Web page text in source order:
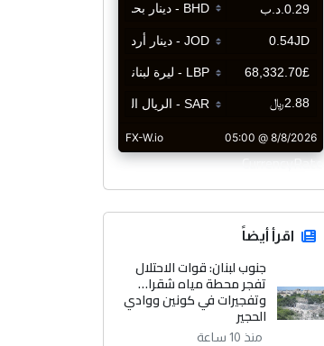
CurrencyRate
اقرأ أيضاً
جنوب لبنان: قوات الاحتلال
تفجر محطة مياه شقرا…
وتفجيرات في كونين ووادي
الحجير
منذ 10 ساعة